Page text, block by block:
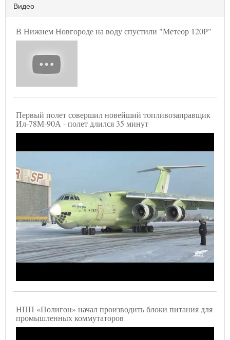
Видео
В Нижнем Новгороде на воду спустили "Метеор 120Р"
Первый полет совершил новейший топливозаправщик
Ил-78М-90А - полет длился 35 минут
НПП «Полигон» начал производить блоки питания для
промышленных коммутаторов